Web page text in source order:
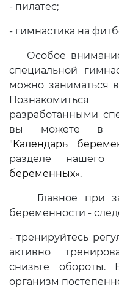
- пилатес;
- гимнастика на
Особое внимание
специальной
можно заниматься
разработанными
вы можете в
"Календарь
разделе нашего
беременных».
Главное при
беременности -
- тренируйтесь
активно
снизьте обороты.
организм